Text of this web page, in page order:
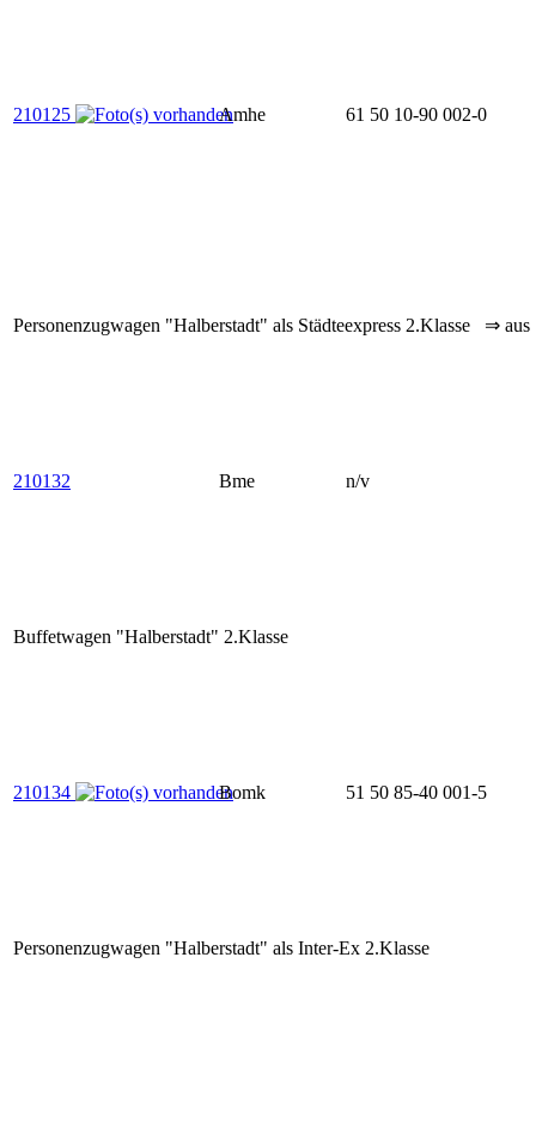
210125 Amhe 61 50 10-90 002-0
Personenzugwagen "Halberstadt" als Städteexpress 2.Klasse ⇒
210132 Bme n/v
Buffetwagen "Halberstadt" 2.Klasse
210134 Bomk 51 50 85-40 001-5
Personenzugwagen "Halberstadt" als Inter-Ex 2.Klasse